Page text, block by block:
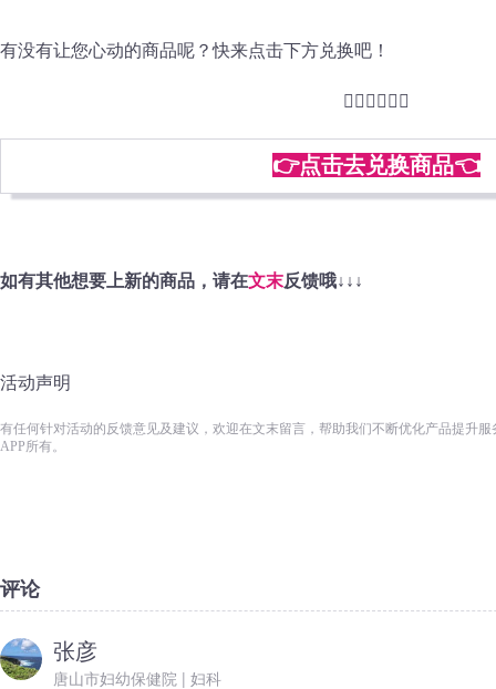
有没有让您心动的商品呢？快来点击下方兑换吧！
👇🏻👇🏻👇🏻
👉点击去兑换商品👈
如有其他想要上新的商品，请在文末反馈哦↓↓↓
活动声明
有任何针对活动的反馈意见及建议，欢迎在文末留言，帮助我们不断优化产品提升
APP所有。
评论
张彦
唐山市妇幼保健院 | 妇科